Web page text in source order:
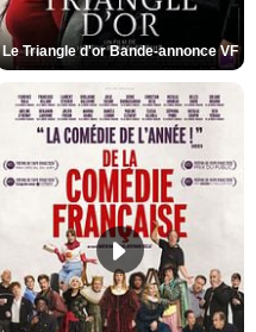
Le Triangle d'or Bande-annonce VF